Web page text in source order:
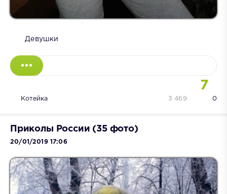
Девушки
7
Котейка 0
3 469
Приколы России (35 фото)
20/01/2019 17:06